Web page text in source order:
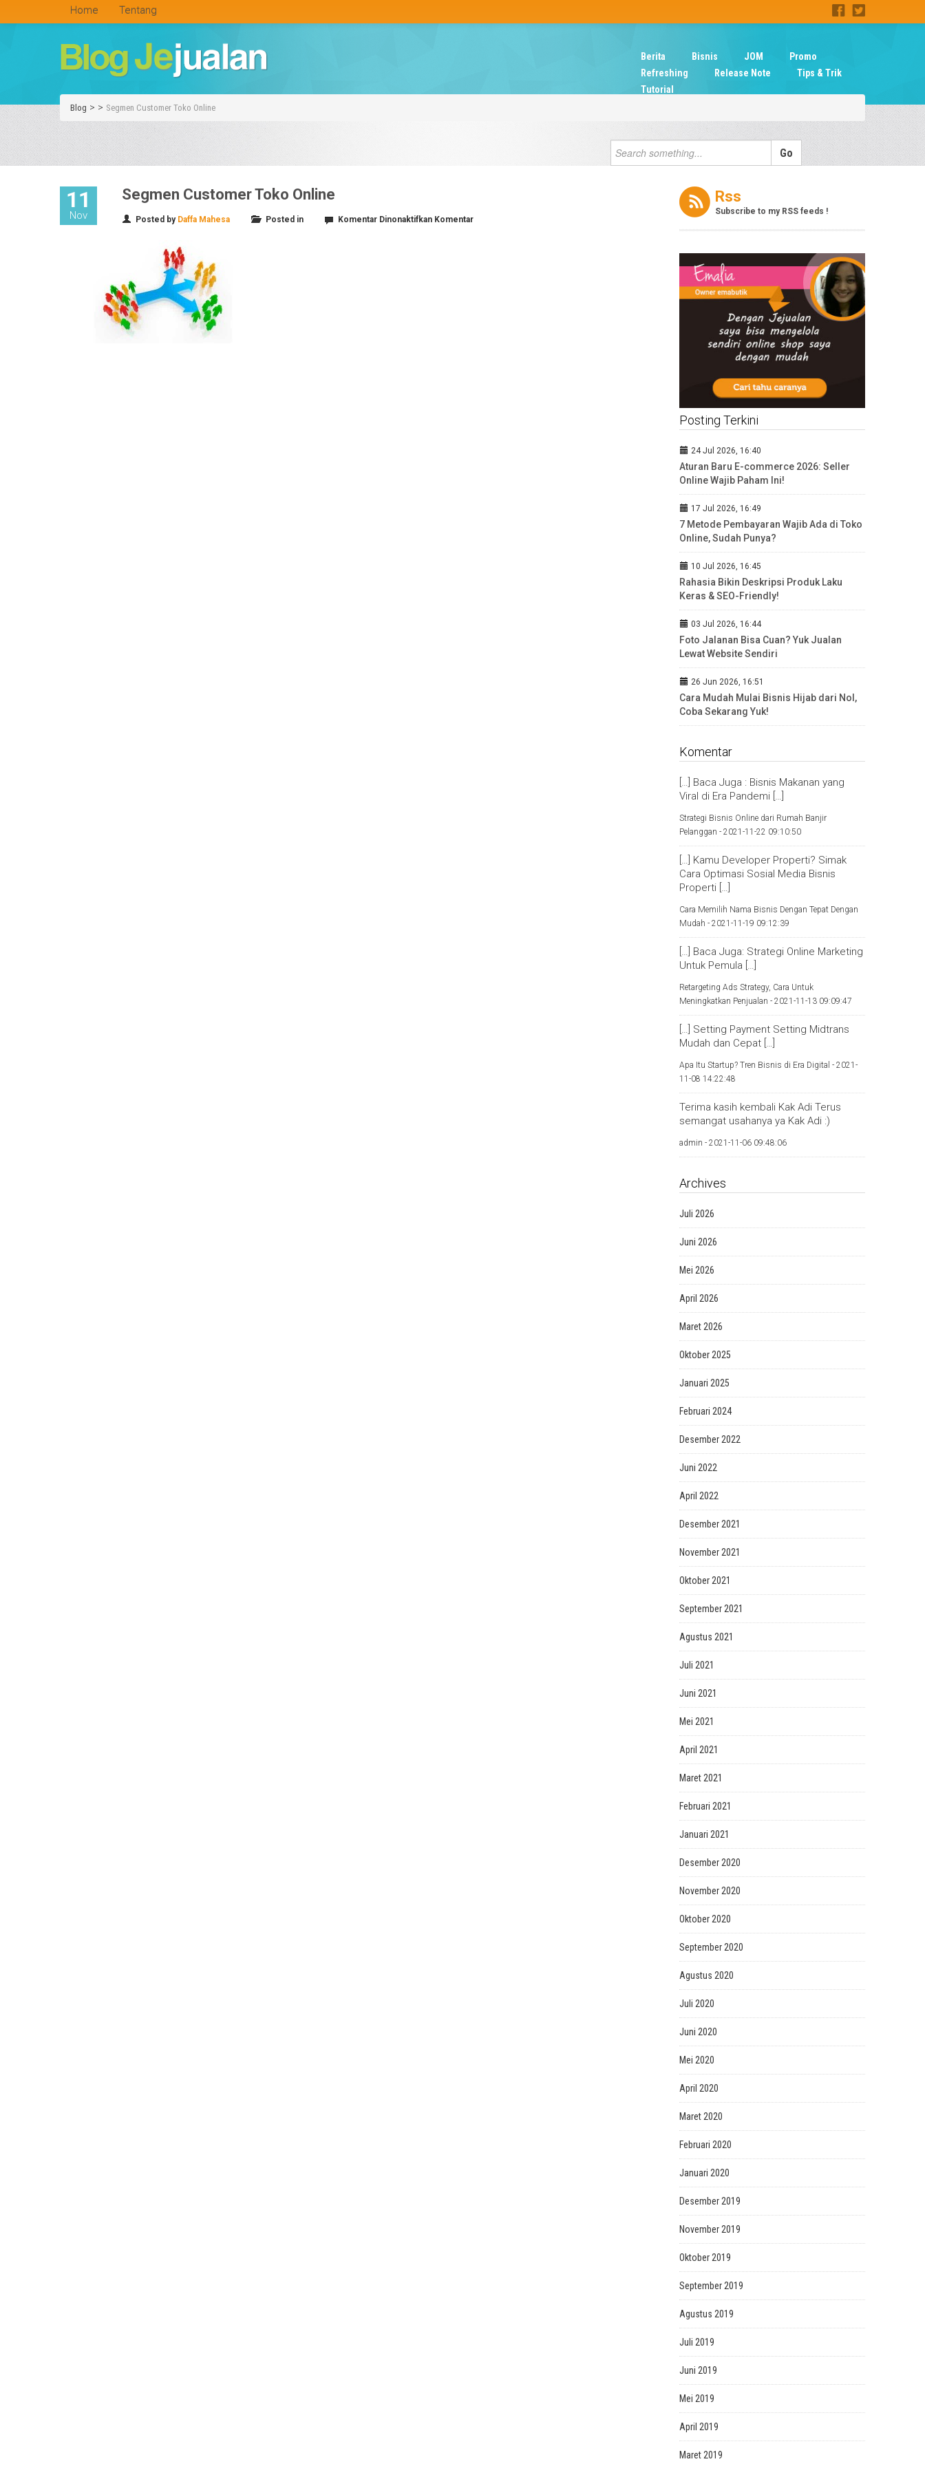
Home Tentang
Berita Bisnis JOM
Promo
Refreshing
Release Note
Tips & Trik
Tutorial
Blog > > Segmen Customer Toko Online
11
Nov
Segmen Customer Toko Online
Posted by Daffa Mahesa Posted in Komentar Dinonaktifkanpada
Komentar
Rss
Subscribe to my RSS feeds !
Posting Terkini
24 Jul 2026, 16:40
Aturan Baru E-commerce 2026: Seller
Online Wajib Paham Ini!
17 Jul 2026, 16:49
7 Metode Pembayaran Wajib Ada di Toko
Online, Sudah Punya?
10 Jul 2026, 16:45
Rahasia Bikin Deskripsi Produk Laku
Keras & SEO-Friendly!
03 Jul 2026, 16:44
Foto Jalanan Bisa Cuan? Yuk Jualan
Lewat Website Sendiri
26 Jun 2026, 16:51
Cara Mudah Mulai Bisnis Hijab dari Nol,
Coba Sekarang Yuk!
Komentar
[…] Baca Juga : Bisnis Makanan yang
Viral di Era Pandemi […]
Strategi Bisnis Online dari Rumah Banjir
Pelanggan - 2021-11-22 09:10:50
[…] Kamu Developer Properti? Simak
Cara Optimasi Sosial Media Bisnis
Properti […]
Cara Memilih Nama Bisnis Dengan Tepat Dengan
Mudah - 2021-11-19 09:12:39
[…] Baca Juga: Strategi Online Marketing
Untuk Pemula […]
Retargeting Ads Strategy, Cara Untuk
Meningkatkan Penjualan - 2021-11-13 09:09:47
[…] Setting Payment Setting Midtrans
Mudah dan Cepat […]
Apa Itu Startup? Tren Bisnis di Era Digital - 2021-
11-08 14:22:48
Terima kasih kembali Kak Adi Terus
semangat usahanya ya Kak Adi :)
admin - 2021-11-06 09:48:06
Archives
Juli 2026
Juni 2026
Mei 2026
April 2026
Maret 2026
Oktober 2025
Januari 2025
Februari 2024
Desember 2022
Juni 2022
April 2022
Desember 2021
November 2021
Oktober 2021
September 2021
Agustus 2021
Juli 2021
Juni 2021
Mei 2021
April 2021
Maret 2021
Februari 2021
Januari 2021
Desember 2020
November 2020
Oktober 2020
September 2020
Agustus 2020
Juli 2020
Juni 2020
Mei 2020
April 2020
Maret 2020
Februari 2020
Januari 2020
Desember 2019
November 2019
Oktober 2019
September 2019
Agustus 2019
Juli 2019
Juni 2019
Mei 2019
April 2019
Maret 2019